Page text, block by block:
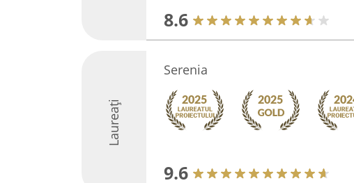
8.6
Laureați
Serenia
9.6